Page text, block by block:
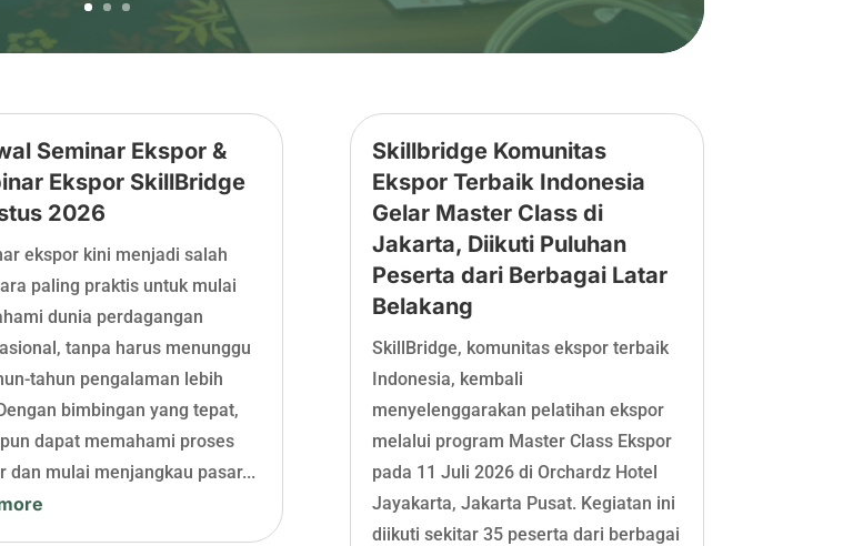
Seminar Ekspor &
Ekspor SkillBridge
2026
ekspor kini menjadi salah
paling praktis untuk mulai
dunia perdagangan
tanpa harus menunggu
tahun pengalaman lebih
bimbingan yang tepat,
dapat memahami proses
dan mulai menjangkau pasar...
Skillbridge Komunitas
Ekspor Terbaik Indonesia
Gelar Master Class di
Jakarta, Diikuti Puluhan
Peserta dari Berbagai Latar
Belakang
SkillBridge, komunitas ekspor terbaik
Indonesia, kembali
menyelenggarakan pelatihan ekspor
melalui program Master Class Ekspor
pada 11 Juli 2026 di Orchardz Hotel
Jayakarta, Jakarta Pusat. Kegiatan ini
diikuti sekitar 35 peserta dari berbagai